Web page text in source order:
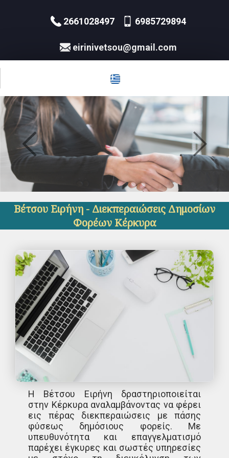
2661028497 6985729894
eirinivetsou@gmail.com
Βέτσου Ειρήνη - Διεκπεραιώσεις Δημοσίων
Φορέων Κέρκυρα
Η Βέτσου Ειρήνη δραστηριοποιείται
στην Κέρκυρα αναλαμβάνοντας να φέρει
εις πέρας διεκπεραιώσεις με πάσης
φύσεως δημόσιους φορείς. Με
υπευθυνότητα και επαγγελματισμό
παρέχει έγκυρες και σωστές υπηρεσίες